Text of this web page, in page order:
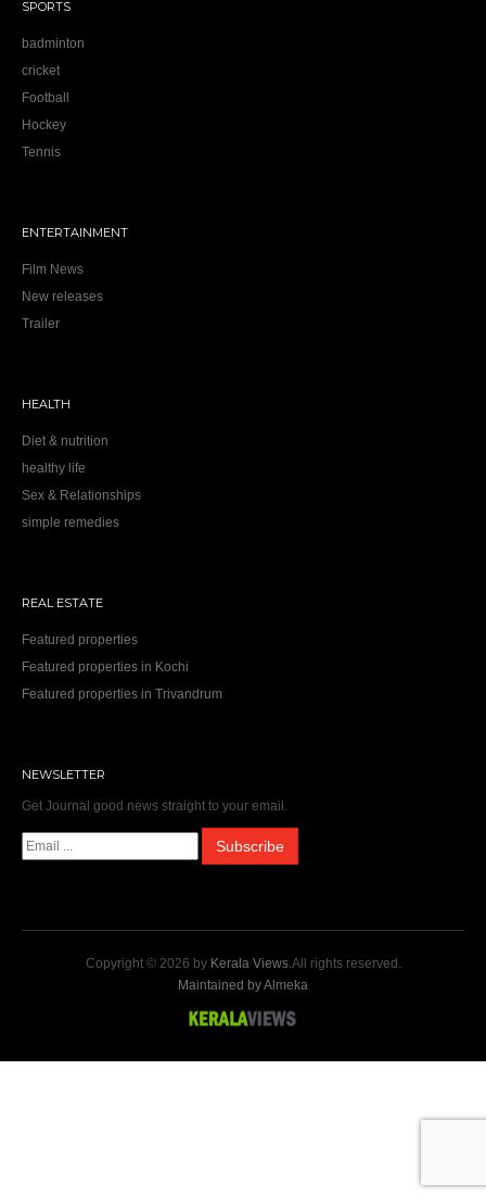
SPORTS
badminton
cricket
Football
Hockey
Tennis
ENTERTAINMENT
Film News
New releases
Trailer
HEALTH
Diet & nutrition
healthy life
Sex & Relationships
simple remedies
REAL ESTATE
Featured properties
Featured properties in Kochi
Featured properties in Trivandrum
NEWSLETTER
Get Journal good news straight to your email.
Copyright © 2026 by Kerala Views.All rights reserved.
Maintained by Almeka